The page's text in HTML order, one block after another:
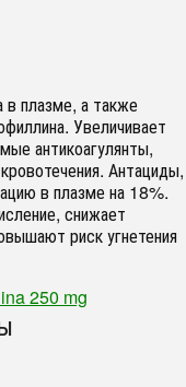
в плазме, а также
Увеличивает
антикоагулянты,
Антациды,
в плазме на 18%.
снижает
риск угнетения
250 mg